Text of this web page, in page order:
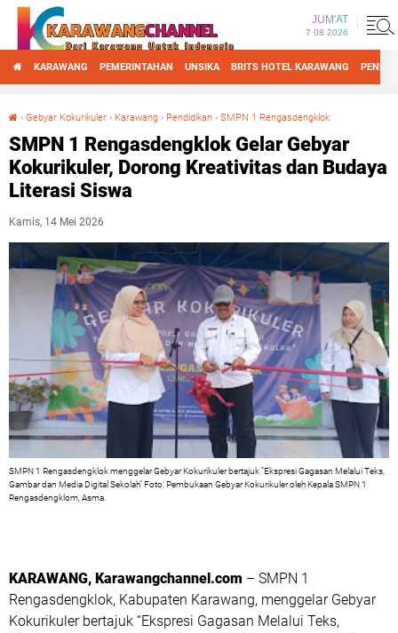
JUM'AT
7 08 2026
KARAWANG PEMERINTAHAN UNSIKA BRITS HOTEL KARAWANG
› Gebyar Kokurikuler › Karawang › Pendidikan › SMPN 1 Rengasdengklok
SMPN 1 Rengasdengklok Gelar Gebyar
Kokurikuler, Dorong Kreativitas dan Budaya
Literasi Siswa
Kamis, 14 Mei 2026
SMPN 1 Rengasdengklok menggelar Gebyar Kokurikuler bertajuk “Ekspresi Gagasan Melalui Teks,
Gambar dan Media Digital Sekolah” Foto: Pembukaan Gebyar Kokurikuler oleh Kepala SMPN 1
Rengasdengklom, Asma.
KARAWANG, Karawangchannel.com – SMPN 1
Rengasdengklok, Kabupaten Karawang, menggelar Gebyar
Kokurikuler bertajuk “Ekspresi Gagasan Melalui Teks,